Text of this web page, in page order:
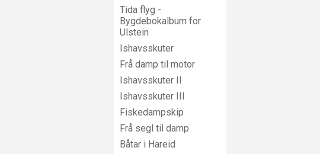
Tida flyg -
Bygdebokalbum for
Ulstein
Ishavsskuter
Frå damp til motor
Ishavsskuter II
Ishavsskuter III
Fiskedampskip
Frå segl til damp
Båtar i Hareid